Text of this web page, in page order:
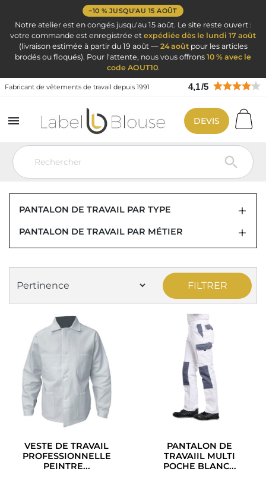
−10 % JUSQU'AU 15 AOÛT
Notre atelier est en congés jusqu'au 15 août. Le site reste ouvert :
votre commande est enregistrée et expédiée dès le lundi 17 août
(livraison estimée à partir du 19 août — 24 aoûtpour les articles
brodés ou floqués). Pour l'attente, nous vous offrons 10 % avec le
code AOUT10.
Fabricant de vêtements de travail depuis 1991 4,1/5


DEVIS
Vêtement de travail Vêtement de travail
Pantalon de travail
PANTALON DE TRAVAIL POUR PEINTRE
PANTALON DE TRAVAIL PAR TYPE
PANTALON DE TRAVAIL PAR MÉTIER
FILTRER
VESTE DE TRAVAIL
PROFESSIONNELLE
PEINTRE...
PANTALON DE
TRAVAIIL MULTI
POCHE BLANC...